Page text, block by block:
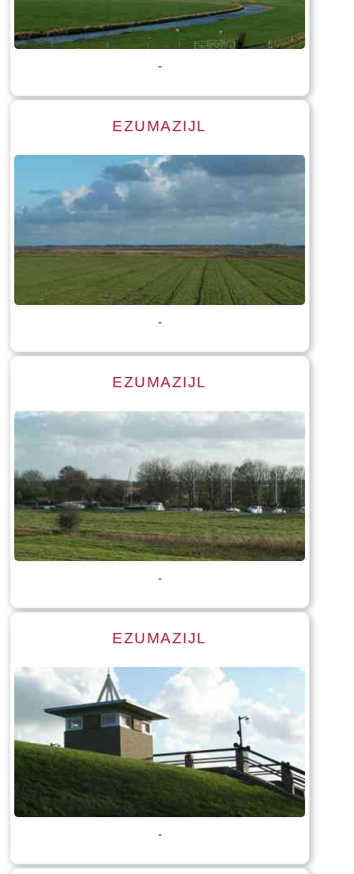
Tekst: © Foto: © Bauke Folkertsma
-
Lees meer
Tekst: © Foto: © Bauke Folkertsma
EZUMAZIJL
-
Lees meer
Tekst: © Foto: © Bauke Folkertsma
EZUMAZIJL
-
Lees meer
Tekst: © Foto: © Bauke Folkertsma
EZUMAZIJL
-